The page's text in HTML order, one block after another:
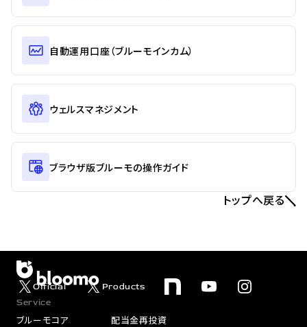
自動運用口座（ブルーモインカム）
ウェルスマネジメント
ブラウザ版ブルーモの操作ガイド
トップへ戻る
Official
Products
Service
ブルーモコア
配当金再投資